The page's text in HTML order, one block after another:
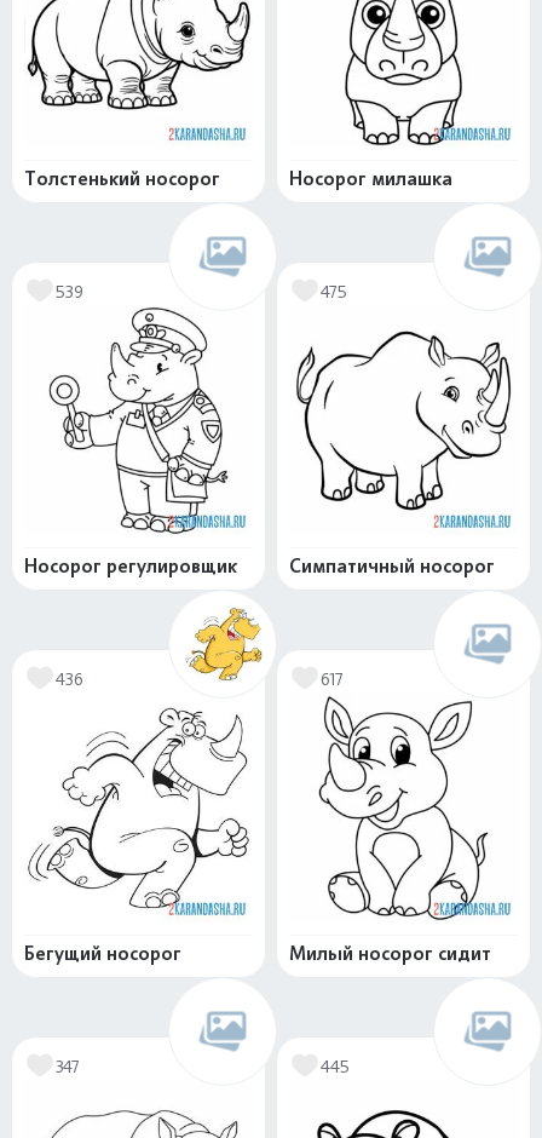
Толстенький носорог Носорог милашка
539
Носорог регулировщик
475
Симпатичный носорог
436
Бегущий носорог
617
Милый носорог сидит
347 445